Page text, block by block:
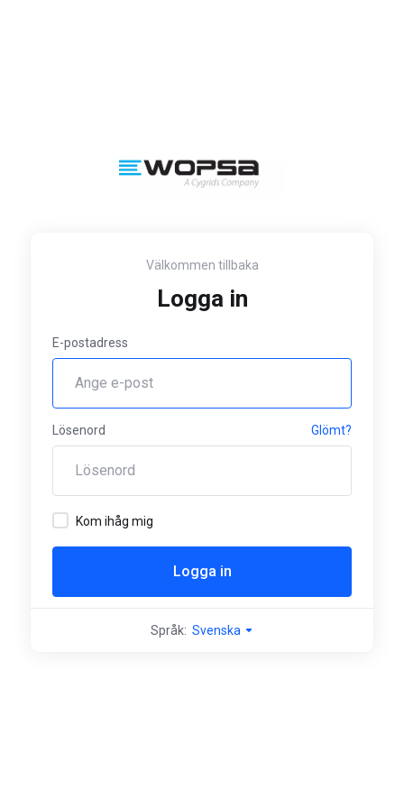
Välkommen tillbaka
Logga in
E-postadress
Lösenord Glömt?
Kom ihåg mig
Logga in
Språk: Svenska